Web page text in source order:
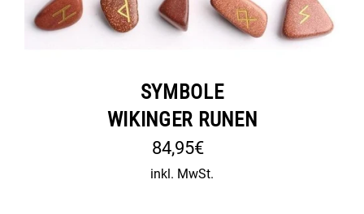
SYMBOLE
WIKINGER RUNEN
Normaler
Preis
84,95€
inkl. MwSt.